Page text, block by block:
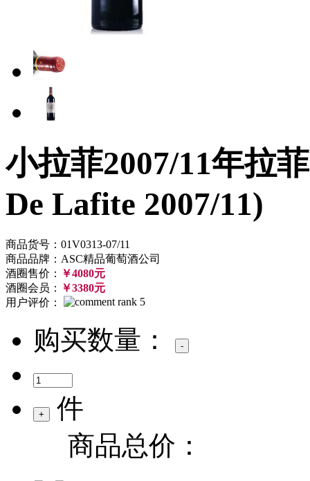
小拉菲2007/11年拉
De Lafite 2007/11)
商品货号：01V0313-07/11
商品品牌：ASC精品葡萄酒公司
酒圈售价： ￥4080元
酒圈会员： ￥3380元
用户评价：
购买数量：
件
商品总价：